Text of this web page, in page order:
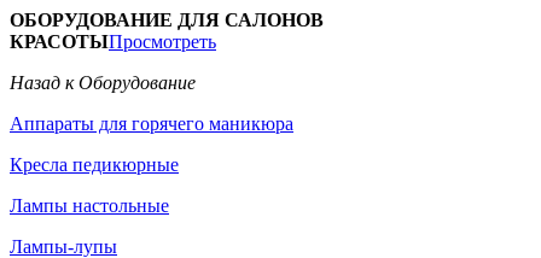
ОБОРУДОВАНИЕ ДЛЯ САЛОНОВ
КРАСОТЫПросмотреть
Назад к Оборудование
Аппараты для горячего маникюра
Кресла педикюрные
Лампы настольные
Лампы-лупы